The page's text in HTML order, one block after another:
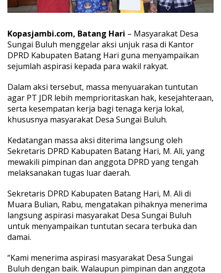
g
H
r
i
M
.
A
i
T
e
r
i
a
A
s
p
i
a
s
i
M
a
a
r
Kopasjambi.com, Batang Hari – Masyarakat Desa
Sungai Buluh menggelar aksi unjuk rasa di Kantor
DPRD Kabupaten Batang Hari guna menyampaikan
sejumlah aspirasi kepada para wakil rakyat.
Dalam aksi tersebut, massa menyuarakan tuntutan
agar PT JDR lebih memprioritaskan hak, kesejahteraan,
serta kesempatan kerja bagi tenaga kerja lokal,
khususnya masyarakat Desa Sungai Buluh.
Kedatangan massa aksi diterima langsung oleh
Sekretaris DPRD Kabupaten Batang Hari, M. Ali, yang
mewakili pimpinan dan anggota DPRD yang tengah
melaksanakan tugas luar daerah.
Sekretaris DPRD Kabupaten Batang Hari, M. Ali di
Muara Bulian, Rabu, mengatakan pihaknya menerima
langsung aspirasi masyarakat Desa Sungai Buluh
untuk menyampaikan tuntutan secara terbuka dan
damai.
“Kami menerima aspirasi masyarakat Desa Sungai
Buluh dengan baik. Walaupun pimpinan dan anggota